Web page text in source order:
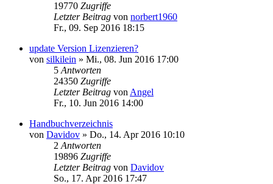
19770 Zugriffe
Letzter Beitrag von norbert1960
Fr., 09. Sep 2016 18:15
update Version Lizenzieren?
von silkilein » Mi., 08. Jun 2016 17:00
5 Antworten
24350 Zugriffe
Letzter Beitrag von Angel
Fr., 10. Jun 2016 14:00
Handbuchverzeichnis
von Davidov » Do., 14. Apr 2016 10:10
2 Antworten
19896 Zugriffe
Letzter Beitrag von Davidov
So., 17. Apr 2016 17:47